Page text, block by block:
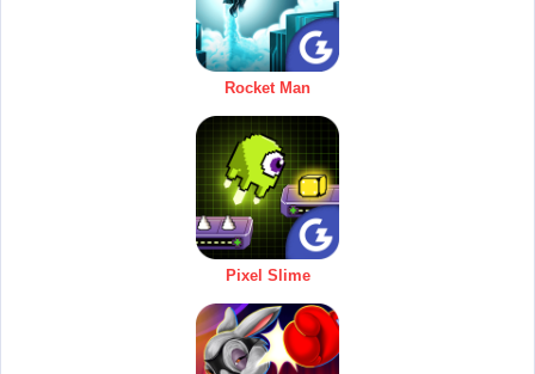
Rocket Man
Pixel Slime